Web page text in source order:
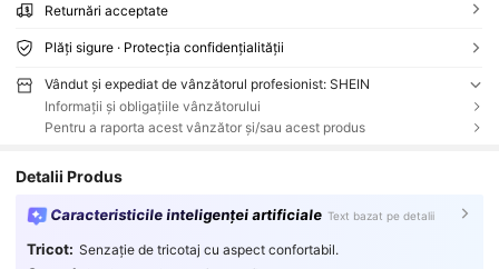
Returnări acceptate
Plăți sigure · Protecția confidențialității
Vândut și expediat de vânzătorul profesionist: SHEIN
Informații și obligațiile vânzătorului
Pentru a raporta acest vânzător și/sau acest produs
Detalii Produs
Caracteristicile inteligenței artificiale Text bazat pe detalii
Tricot: Senzație de tricotaj cu aspect confortabil.